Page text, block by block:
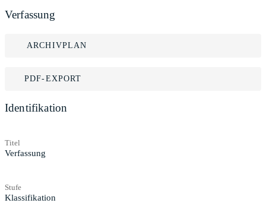
Verfassung
ARCHIVPLAN
PDF-EXPORT
Identifikation
Titel
Verfassung
Stufe
Klassifikation